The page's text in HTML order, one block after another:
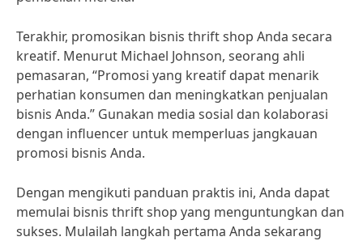
Terakhir, promosikan bisnis thrift shop Anda secara
kreatif. Menurut Michael Johnson, seorang ahli
pemasaran, “Promosi yang kreatif dapat menarik
perhatian konsumen dan meningkatkan penjualan
bisnis Anda.” Gunakan media sosial dan kolaborasi
dengan influencer untuk memperluas jangkauan
promosi bisnis Anda.
Dengan mengikuti panduan praktis ini, Anda dapat
memulai bisnis thrift shop yang menguntungkan dan
sukses. Mulailah langkah pertama Anda sekarang